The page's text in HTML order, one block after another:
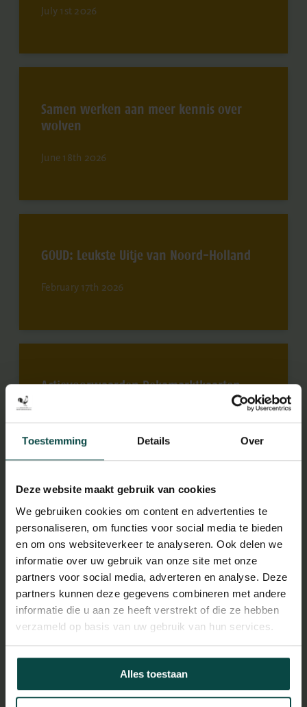
Toestemming Details Over
Deze website maakt gebruik van cookies
We gebruiken cookies om content en advertenties te
personaliseren, om functies voor social media te bieden
en om ons websiteverkeer te analyseren. Ook delen we
informatie over uw gebruik van onze site met onze
partners voor social media, adverteren en analyse. Deze
partners kunnen deze gegevens combineren met andere
informatie die u aan ze heeft verstrekt of die ze hebben
verzameld op basis van uw gebruik van hun services.
Alles toestaan
July 1st 2026
Samen werken aan meer kennis over
wolven
June 18th 2026
GOUD: Leukste Uitje van Noord-Holland
February 17th 2026
Actievoorwaarden Dekamarktkaarten
Trots als een pauw!
August 26th 2025
Luiaardjong geboren